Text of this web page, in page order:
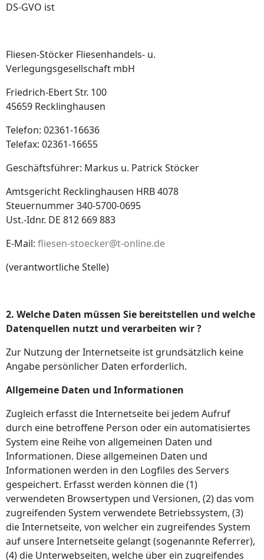
DS-GVO ist
Fliesen-Stöcker Fliesenhandels- u.
Verlegungsgesellschaft mbH
Friedrich-Ebert Str. 100
45659 Recklinghausen
Telefon: 02361-16636
Telefax: 02361-16655
Geschäftsführer: Markus u. Patrick Stöcker
Amtsgericht Recklinghausen HRB 4078
Steuernummer 340-5700-0695
Ust.-Idnr. DE 812 669 883
E-Mail: fliesen-stoecker@t-online.de
(verantwortliche Stelle)
2. Welche Daten müssen Sie bereitstellen und welche
Datenquellen nutzt und verarbeiten wir ?
Zur Nutzung der Internetseite ist grundsätzlich keine
Angabe persönlicher Daten erforderlich.
Allgemeine Daten und Informationen
Zugleich erfasst die Internetseite bei jedem Aufruf
durch eine betroffene Person oder ein automatisiertes
System eine Reihe von allgemeinen Daten und
Informationen. Diese allgemeinen Daten und
Informationen werden in den Logfiles des Servers
gespeichert. Erfasst werden können die (1)
verwendeten Browsertypen und Versionen, (2) das vom
zugreifenden System verwendete Betriebssystem, (3)
die Internetseite, von welcher ein zugreifendes System
auf unsere Internetseite gelangt (sogenannte Referrer),
(4) die Unterwebseiten, welche über ein zugreifendes